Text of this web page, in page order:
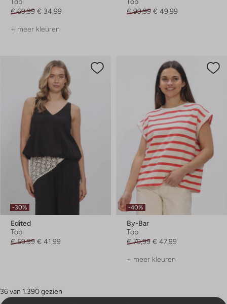
Top
€ 69,99 € 34,99
+ meer kleuren
Top
€ 99,99 € 49,99
-30%
Edited
Top
€ 59,99 € 41,99
-40%
By-Bar
Top
€ 79,99 € 47,99
+ meer kleuren
36 van 1.390 gezien